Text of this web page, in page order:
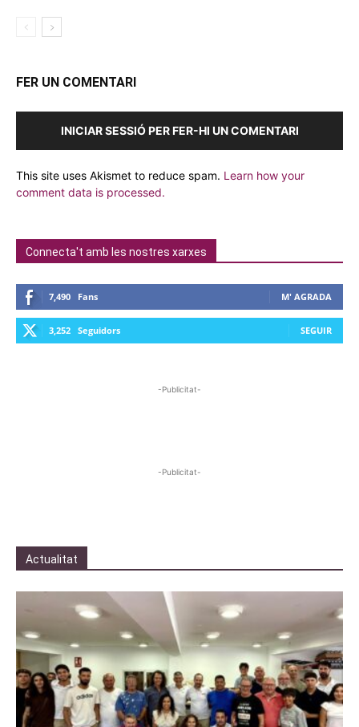
FER UN COMENTARI
INICIAR SESSIÓ PER FER-HI UN COMENTARI
This site uses Akismet to reduce spam. Learn how your
comment data is processed.
Connecta't amb les nostres xarxes
7,490 Fans M' AGRADA
3,252 Seguidors SEGUIR
-Publicitat-
-Publicitat-
Actualitat